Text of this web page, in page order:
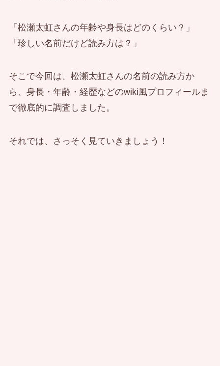
「松瀬太虹さんの年齢や身長はどのくらい？」
「珍しい名前だけど読み方は？」
そこで今回は、松瀬太虹さんの名前の読み方か
ら、身長・年齢・経歴などのwiki風プロフィールま
で徹底的に調査しました。
それでは、さっそく見ていきましょう！